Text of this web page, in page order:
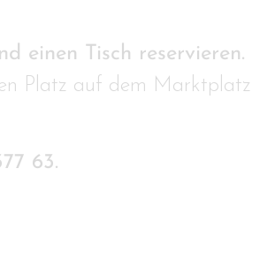
einen Tisch reservieren.
Platz auf dem Marktplatz
63.